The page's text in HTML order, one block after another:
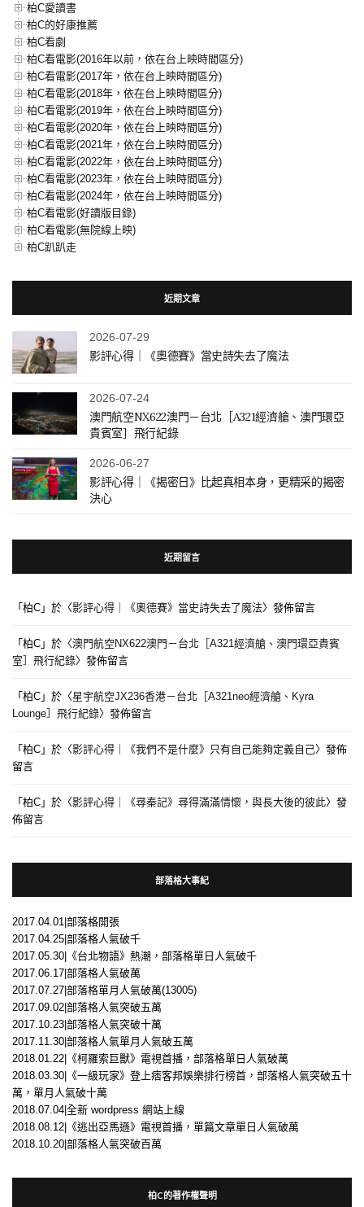
柏C愛讀書
柏C的好康推薦
柏C看劇
柏C看電影(2016年以前，依在台上映時間區分)
柏C看電影(2017年，依在台上映時間區分)
柏C看電影(2018年，依在台上映時間區分)
柏C看電影(2019年，依在台上映時間區分)
柏C看電影(2020年，依在台上映時間區分)
柏C看電影(2021年，依在台上映時間區分)
柏C看電影(2022年，依在台上映時間區分)
柏C看電影(2023年，依在台上映時間區分)
柏C看電影(2024年，依在台上映時間區分)
柏C看電影(好讀版目錄)
柏C看電影(無院線上映)
柏C趴趴走
近期文章
2026-07-29
影評心得｜《奧德賽》當史詩失去了魔法
2026-07-24
澳門航空NX622澳門－台北［A321經濟艙、澳門環亞
貴賓室］飛行紀錄
2026-06-27
影評心得｜《揭密日》比起真相本身，更精采的揭密
決心
近期留言
「 柏C 」於〈影評心得｜《奧德賽》當史詩失去了魔法〉發佈留言
「 柏C 」於〈澳門航空NX622澳門－台北［A321經濟艙、澳門環亞貴賓
室］飛行紀錄〉發佈留言
「 柏C 」於〈星宇航空JX236香港－台北［A321neo經濟艙、Kyra
Lounge］飛行紀錄〉發佈留言
「 柏C 」於〈影評心得｜《我們不是什麼》只有自己能夠定義自己〉發佈
留言
「 柏C 」於〈影評心得｜《尋秦記》尋得滿滿情懷，與長大後的彼此〉發
佈留言
部落格大事紀
2017.04.01|部落格開張
2017.04.25|部落格人氣破千
2017.05.30|《台北物語》熱潮，部落格單日人氣破千
2017.06.17|部落格人氣破萬
2017.07.27|部落格單月人氣破萬(13005)
2017.09.02|部落格人氣突破五萬
2017.10.23|部落格人氣突破十萬
2017.11.30|部落格人氣單月人氣破五萬
2018.01.22|《柯羅索巨獸》電視首播，部落格單日人氣破萬
2018.03.30|《一級玩家》登上痞客邦娛樂排行榜首，部落格人氣突破五十
萬，單月人氣破十萬
2018.07.04|全新 wordpress 網站上線
2018.08.12|《逃出亞馬遜》電視首播，單篇文章單日人氣破萬
2018.10.20|部落格人氣突破百萬
柏C的著作權聲明